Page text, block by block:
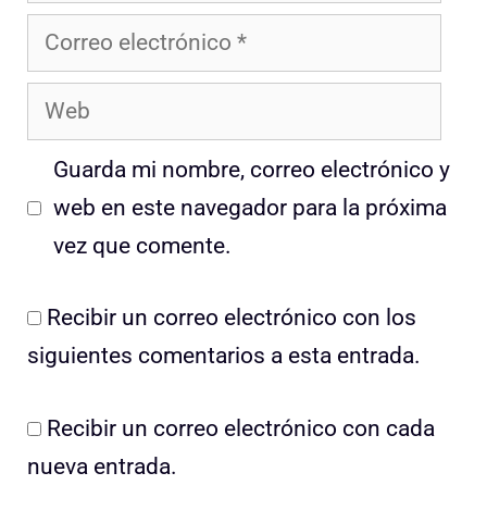
Correo
electrónico
Web
Guarda mi nombre, correo electrónico y
web en este navegador para la próxima
vez que comente.
Recibir un correo electrónico con los
siguientes comentarios a esta entrada.
Recibir un correo electrónico con cada
nueva entrada.